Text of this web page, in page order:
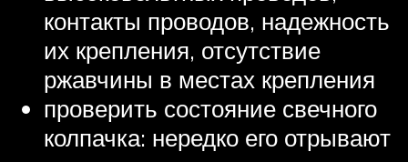
контакты проводов, надежность
их крепления, отсутствие
ржавчины в местах крепления
проверить состояние свечного
колпачка: нередко его отрывают